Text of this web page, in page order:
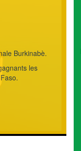
Burkinabè.
les